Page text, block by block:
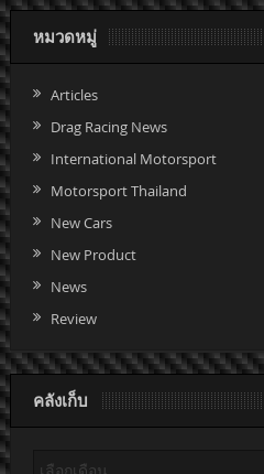
หมวดหมู่
Articles
Drag Racing News
International Motorsport
Motorsport Thailand
New Cars
New Product
News
Review
คลังเก็บ
คลัง